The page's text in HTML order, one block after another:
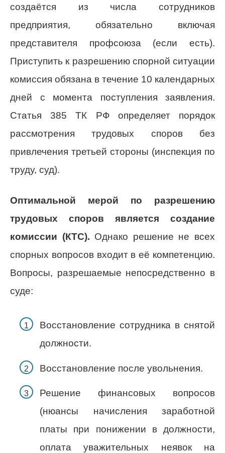
создаётся из числа сотрудников
предприятия, обязательно включая
представителя профсоюза (если есть).
Приступить к разрешению спорной ситуации
комиссия обязана в течение 10 календарных
дней с момента поступления заявления.
Статья 385 ТК РФ определяет порядок
рассмотрения трудовых споров без
привлечения третьей стороны (инспекция по
труду, суд).
Оптимальной мерой по разрешению
трудовых споров является создание
комиссии (КТС). Однако решение не всех
спорных вопросов входит в её компетенцию.
Вопросы, разрешаемые непосредственно в
суде:
Восстановление сотрудника в снятой
должности.
Восстановление после увольнения.
Решение финансовых вопросов
(нюансы начисления заработной
платы при понижении в должности,
оплата уважительных неявок на